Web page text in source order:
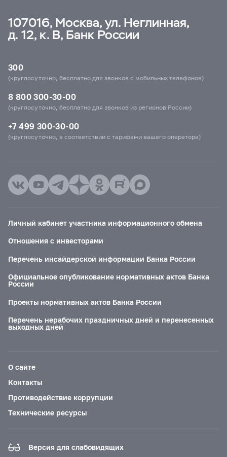
107016, Москва, ул. Неглинная,
д. 12, к. В, Банк России
300
(круглосуточно, бесплатно для звонков с мобильных телефонов)
8 800 300-30-00
(круглосуточно, бесплатно для звонков из регионов России)
+7 499 300-30-00
(круглосуточно, в соответствии с тарифами вашего оператора)
Личный кабинет участника информационного обмена
Отношения с инвесторами
Перечень инсайдерской информации Банка России
Официальное опубликование нормативных актов Банка
России
Проекты нормативных актов Банка России
Перечень нерабочих праздничных дней и перенесенных
выходных дней
О сайте
Контакты
Противодействие коррупции
Технические ресурсы
Версия для слабовидящих